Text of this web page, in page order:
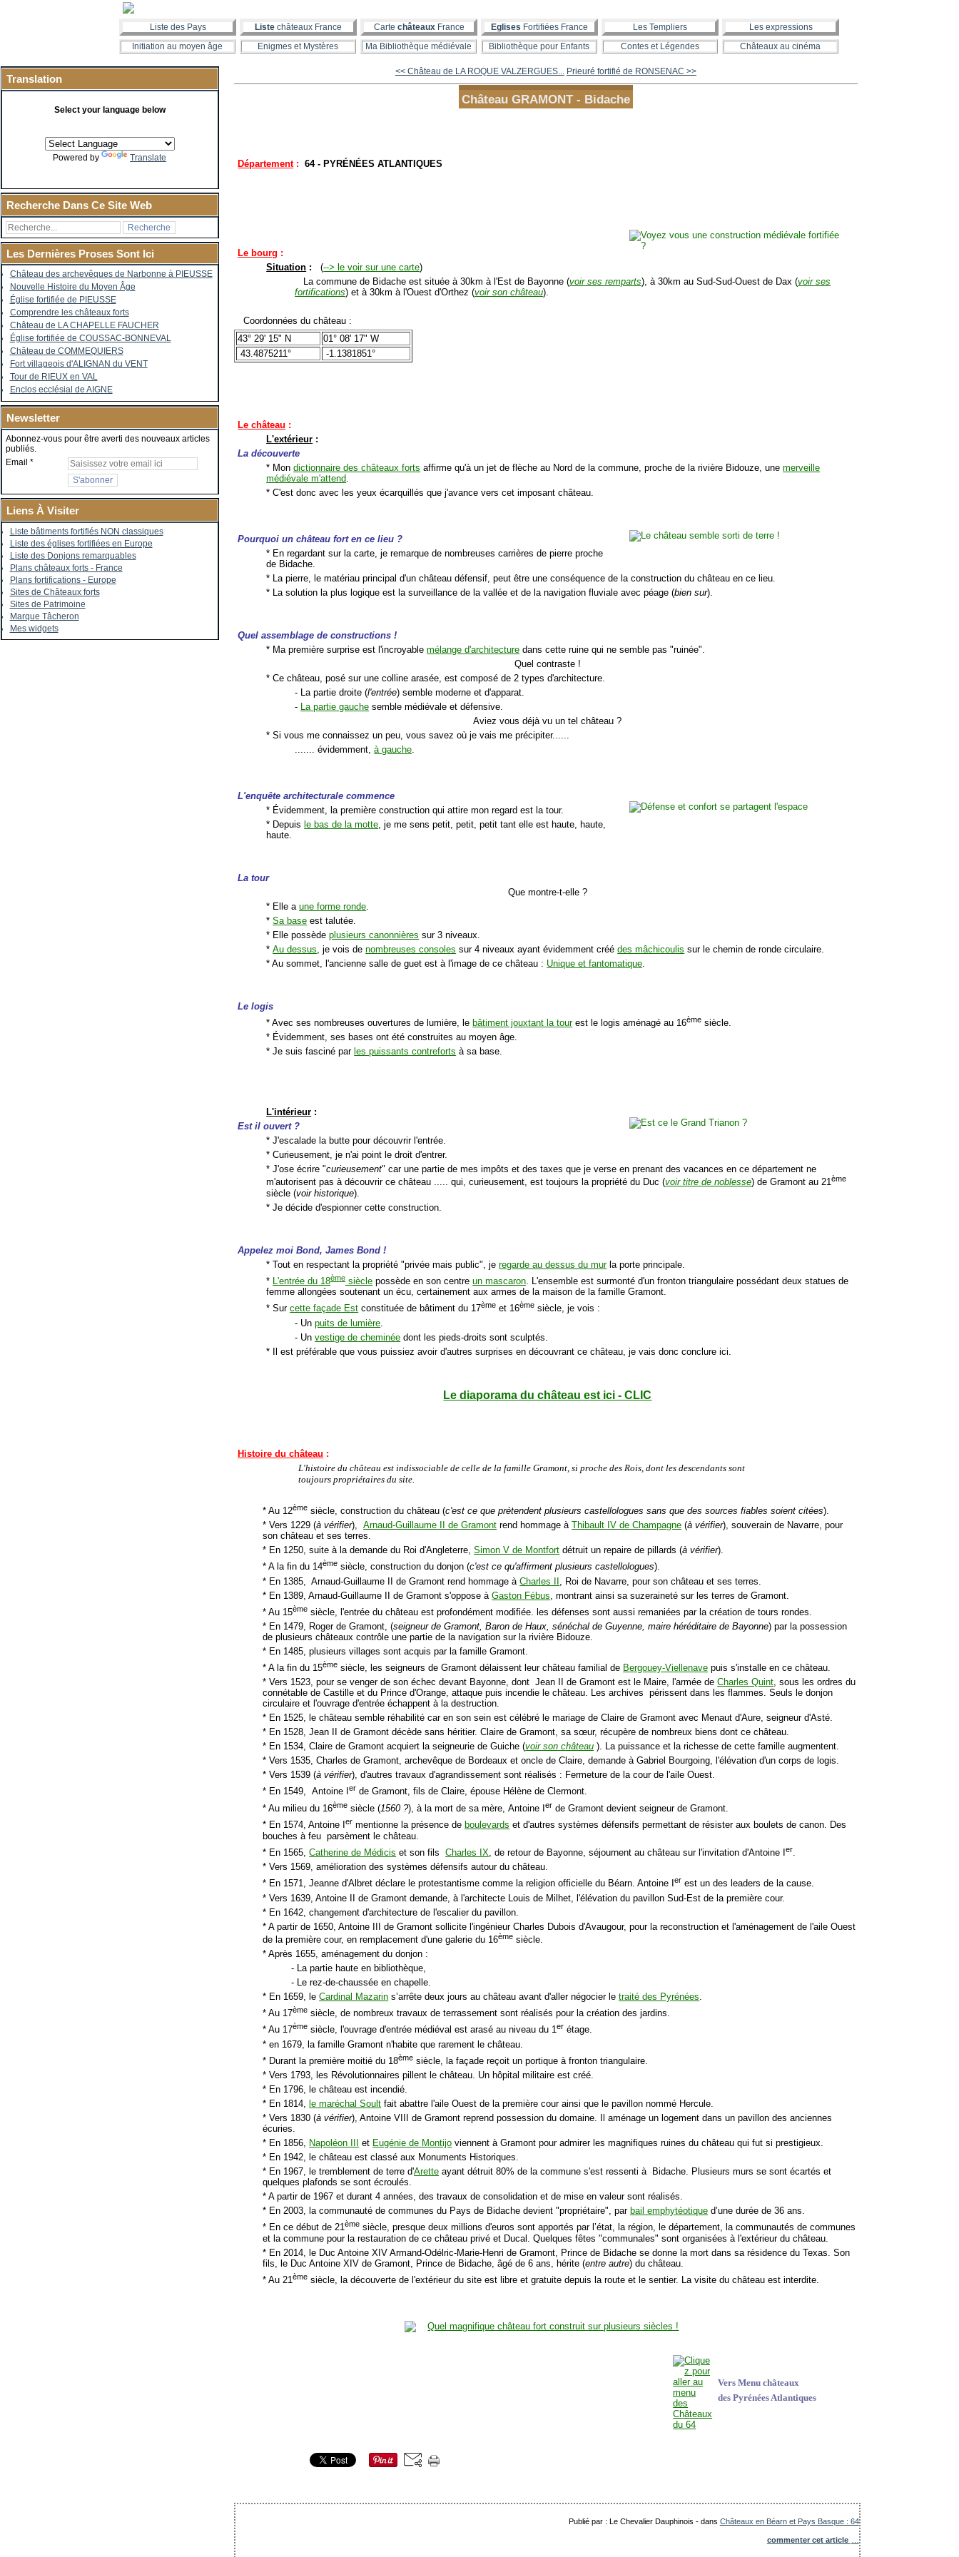
Liste des Pays Liste châteaux France Carte châteauxFrance Eglises Fortifiées France Les Templiers
Les expressions
Initiation au moyen âge
Enigmes et Mystères Ma Bibliothèque médiévale Bibliothèque pour Enfants Contes et Légendes Châteaux au cinéma
Translation
Select your language below
Powered by Translate
Recherche Dans Ce Site Web
Les Dernières Proses Sont Ici
Château des archevêques de Narbonne à PIEUSSE
Nouvelle Histoire du Moyen Âge
Église fortifiée de PIEUSSE
Comprendre les châteaux forts
Château de LA CHAPELLE FAUCHER
Église fortifiée de COUSSAC-BONNEVAL
Château de COMMEQUIERS
Fort villageois d'ALIGNAN du VENT
Tour de RIEUX en VAL
Enclos ecclésial de AIGNE
Newsletter
Abonnez-vous pour être averti des nouveaux articles
publiés.
Email
Liens À Visiter
Liste bâtiments fortifiés NON classiques
Liste des églises fortifiées en Europe
Liste des Donjons remarquables
Plans châteaux forts - France
Plans fortifications - Europe
Sites de Châteaux forts
Sites de Patrimoine
Marque Tâcheron
Mes widgets
<< Château de LA ROQUE VALZERGUES... Prieuré fortifié de RONSENAC >>
Château GRAMONT - Bidache
Département: 64 - PYRÉNÉES ATLANTIQUES
Le bourg :
Situation : (--> le voir sur une carte)
La commune de Bidache est située à 30km à l'Est de Bayonne (voir ses remparts), à 30km au Sud-Sud-Ouest de Dax (voir ses
fortifications) et à 30km à l'Ouest d'Orthez (voir son château).
Coordonnées du château :
43° 29' 15" N
01° 08' 17" W
43.4875211°
-1.1381851°
Le château :
L'extérieur :
La découverte
* Mondictionnaire des châteaux forts affirme qu'à un jet de flèche au Nord de la commune, proche de la rivière Bidouze, unemerveille
médiévale m'attend
* C'est donc avec les yeux écarquillés que j'avance vers cet imposant château.
Pourquoi un château fort en ce lieu ?
* En regardant sur la carte, je remarque de nombreuses carrières de pierre proche
de Bidache.
* La pierre, le matériau principal d'un château défensif, peut être une conséquence de la construction du château en ce lieu.
* La solution la plus logique est la surveillance de la vallée et de la navigation fluviale avec péage (bien sur).
Quel assemblage de constructions !
* Ma première surprise est l'incroyablemélange d'architecture dans cette ruine qui ne semble pas "ruinée".
Quel contraste !
* Ce château, posé sur une colline arasée, est composé de 2 types d'architecture.
- La partie droite (l'entrée) semble moderne et d'apparat.
-
La partie gauche semble médiévale et défensive.
Aviez vous déjà vu un tel château ?
* Si vous me connaissez un peu, vous savez où je vais me précipiter......
....... évidemment,à gauche
L'enquête architecturale commence
* Évidemment, la première construction qui attire mon regard est la tour.
* Depuis le bas de la motte , je me sens petit, petit, petit tant elle est haute, haute,
haute.
La tour
Que montre-t-elle ?
* Elle aune forme ronde
*Sa base est talutée.
* Elle possèdeplusieurs canonnières sur 3 niveaux.
*Au dessus , je vois denombreuses consoles sur 4 niveaux ayant évidemment créédes mâchicoulis sur le chemin de ronde circulaire.
* Au sommet, l'ancienne salle de guet est à l'image de ce château : Unique et fantomatique
Le logis
* Avec ses nombreuses ouvertures de lumière, le bâtiment jouxtant la tourest le logis aménagé au 16ème siècle.
* Évidemment, ses bases ont été construites au moyen âge.
* Je suis fasciné par les puissants contreforts à sa base.
L'intérieur :
Est il ouvert ?
* J'escalade la butte pour découvrir l'entrée.
* Curieusement, je n'ai point le droit d'entrer.
* J'ose écrire "curieusement" car une partie de mes impôts et des taxes que je verse en prenant des vacances en ce département ne
m'autorisent pas à découvrir ce château ..... qui, curieusement, est toujours la propriété du Duc (voir titre de noblesse) de Gramont au 21ème
siècle (voir historique).
* Je décide d'espionner cette construction.
Appelez moi Bond, James Bond !
* Tout en respectant la propriété "privée mais public", jeregarde au dessus du murla porte principale.
* L'entrée du 18èmesiècle possède en son centreun mascaron. L'ensemble est surmonté d'un fronton triangulaire possédant deux statues de
femme allongées soutenant un écu, certainement aux armes de la maison de la famille Gramont.
* Surcette façade Est constituée de bâtiment du 17ème et 16ème siècle, je vois :
- Unpuits de lumière
- Unvestige de cheminée dont les pieds-droits sont sculptés.
* Il est préférable que vous puissiez avoir d'autres surprises en découvrant ce château, je vais donc conclure ici.
Le diaporama du château est ici - CLIC
Histoire du château :
L'histoire du château est indissociable de celle de la famille Gramont, si proche des Rois, dont les descendants sont
toujours propriétaires du site.
* Au 12ème siècle, construction du château (c'est ce que prétendent plusieurs castellologues sans que des sources fiables soient citées).
* Vers 1229 (à vérifier),Arnaud-Guillaume II de Gramont rend hommage àThibault IV de Champagne (à vérifier), souverain de Navarre, pour
son château et ses terres.
* En 1250, suite à la demande du Roi d'Angleterre,Simon V de Montfort détruit un repaire de pillards (à vérifier).
* A la fin du 14ème siècle, construction du donjon (c'est ce qu'affirment plusieurs castellologues).
* En 1385, Arnaud-Guillaume II de Gramont rend hommage àCharles II , Roi de Navarre, pour son château et ses terres.
* En 1389, Arnaud-Guillaume II de Gramont s'oppose àGaston Fébus , montrant ainsi sa suzeraineté sur les terres de Gramont.
* Au 15ème siècle, l'entrée du château est profondément modifiée. les défenses sont aussi remaniées par la création de tours rondes.
* En 1479, Roger de Gramont, (seigneur de Gramont, Baron de Haux, sénéchal de Guyenne, maire héréditaire de Bayonne) par la possession
de plusieurs châteaux contrôle une partie de la navigation sur la rivière Bidouze.
* En 1485, plusieurs villages sont acquis par la famille Gramont.
* A la fin du 15ème siècle, les seigneurs de Gramont délaissent leur château familial de Bergouey-Viellenave puis s'installe en ce château.
* Vers 1523, pour se venger de son échec devant Bayonne, dont Jean II de Gramont est le Maire, l'armée deCharles Quint, sous les ordres du
connétable de Castille et du Prince d'Orange, attaque puis incendie le château. Les archives périssent dans les flammes. Seuls le donjon
circulaire et l'ouvrage d'entrée échappent à la destruction.
* En 1525, le château semble réhabilité car en son sein est célébré le mariage de Claire de Gramont avec Menaut d'Aure, seigneur d'Asté.
* En 1528, Jean II de Gramont décède sans héritier. Claire de Gramont, sa sœur, récupère de nombreux biens dont ce château.
* En 1534, Claire de Gramont acquiert la seigneurie de Guiche (voir son château ). La puissance et la richesse de cette famille augmentent.
* Vers 1535, Charles de Gramont, archevêque de Bordeaux et oncle de Claire, demande à Gabriel Bourgoing, l'élévation d'un corps de logis.
* Vers 1539 (à vérifier), d'autres travaux d'agrandissement sont réalisés : Fermeture de la cour de l'aile Ouest.
* En 1549, Antoine Ier de Gramont, fils de Claire, épouse Hélène de Clermont.
* Au milieu du 16ème siècle (1560 ?), à la mort de sa mère, Antoine Ier de Gramont devient seigneur de Gramont.
* En 1574, Antoine Ier mentionne la présence de boulevards et d'autres systèmes défensifs permettant de résister aux boulets de canon. Des
bouches à feu parsèment le château.
* En 1565,Catherine de Médicis et son filsCharles IX, de retour de Bayonne, séjournent au château sur l'invitation d'Antoine Ier.
* Vers 1569, amélioration des systèmes défensifs autour du château.
* En 1571, Jeanne d'Albret déclare le protestantisme comme la religion officielle du Béarn. Antoine Ier est un des leaders de la cause.
* Vers 1639, Antoine II de Gramont demande, à l'architecte Louis de Milhet, l'élévation du pavillon Sud-Est de la première cour.
* En 1642, changement d'architecture de l'escalier du pavillon.
* A partir de 1650, Antoine III de Gramont sollicite l'ingénieur Charles Dubois d'Avaugour, pour la reconstruction et l'aménagement de l'aile Ouest
de la première cour, en remplacement d'une galerie du 16ème siècle.
* Après 1655, aménagement du donjon :
- La partie haute en bibliothèque,
- Le rez-de-chaussée en chapelle.
* En 1659, leCardinal Mazarin s’arrête deux jours au château avant d'aller négocier letraité des Pyrénées.
* Au 17ème siècle, de nombreux travaux de terrassement sont réalisés pour la création des jardins.
* Au 17ème siècle, l'ouvrage d'entrée médiéval est arasé au niveau du 1er étage.
* en 1679, la famille Gramont n'habite que rarement le château.
* Durant la première moitié du 18ème siècle, la façade reçoit un portique à fronton triangulaire.
* Vers 1793, les Révolutionnaires pillent le château. Un hôpital militaire est créé.
* En 1796, le château est incendié.
* En 1814, le maréchal Soult fait abattre l'aile Ouest de la première cour ainsi que le pavillon nommé Hercule.
* Vers 1830 (à vérifier), Antoine VIII de Gramont reprend possession du domaine. Il aménage un logement dans un pavillon des anciennes
écuries.
* En 1856, Napoléon III et Eugénie de Montijo viennent à Gramont pour admirer les magnifiques ruines du château qui fut si prestigieux.
* En 1942, le château est classé aux Monuments Historiques.
* En 1967, le tremblement de terre d'Arette ayant détruit 80% de la commune s'est ressenti à Bidache. Plusieurs murs se sont écartés et
quelques plafonds se sont écroulés.
* A partir de 1967 et durant 4 années, des travaux de consolidation et de mise en valeur sont réalisés.
* En 2003, la communauté de communes du Pays de Bidache devient "propriétaire", par bail emphytéotique d’une durée de 36 ans.
* En ce début de 21ème siècle, presque deux millions d'euros sont apportés par l’état, la région, le département, la communautés de communes
et la commune pour la restauration de ce château privé et Ducal. Quelques fêtes "communales" sont organisées à l'extérieur du château.
* En 2014, le Duc Antoine XIV Armand-Odélric-Marie-Henri de Gramont, Prince de Bidache se donne la mort dans sa résidence du Texas. Son
fils, le Duc Antoine XIV de Gramont, Prince de Bidache, âgé de 6 ans, hérite (entre autre) du château.
* Au 21ème siècle, la découverte de l'extérieur du site est libre et gratuite depuis la route et le sentier. La visite du château est interdite.
Vers Menu châteaux
des Pyrénées Atlantiques
Publié par : Le Chevalier Dauphinois -dans Châteaux en Béarn et Pays Basque : 64
commenter cet article